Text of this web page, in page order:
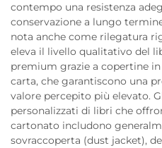
contempo una resistenza
conservazione a lungo
nota anche come rilegatura
eleva il livello qualitativo del
premium grazie a copertine
carta, che garantiscono una
valore percepito più elevato.
personalizzati di libri che
cartonato includono
sovraccoperta (dust jacket),